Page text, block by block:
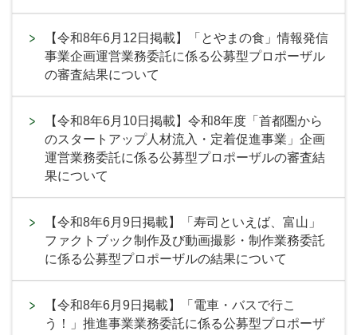
【令和8年6月12日掲載】「とやまの食」情報発信
事業企画運営業務委託に係る公募型プロポーザル
の審査結果について
【令和8年6月10日掲載】令和8年度「首都圏から
のスタートアップ人材流入・定着促進事業」企画
運営業務委託に係る公募型プロポーザルの審査結
果について
【令和8年6月9日掲載】「寿司といえば、富山」
ファクトブック制作及び動画撮影・制作業務委託
に係る公募型プロポーザルの結果について
【令和8年6月9日掲載】「電車・バスで行こ
う！」推進事業業務委託に係る公募型プロポーザ